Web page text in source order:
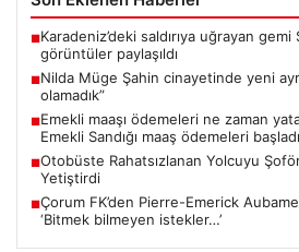
■Karadeniz’deki saldırıya uğrayan gemi
görüntüler paylaşıldı
■Nilda Müge Şahin cinayetinde yeni
olamadık”
■Emekli maaşı ödemeleri ne zaman
Emekli Sandığı maaş ödemeleri başladı
■Otobüste Rahatsızlanan Yolcuyu
Yetiştirdi
■Çorum FK’den Pierre-Emerick
‘Bitmek bilmeyen istekler…’